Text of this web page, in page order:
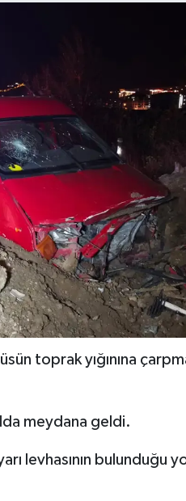
toprak yığınına
meydana geldi.
levhasının bulunduğu